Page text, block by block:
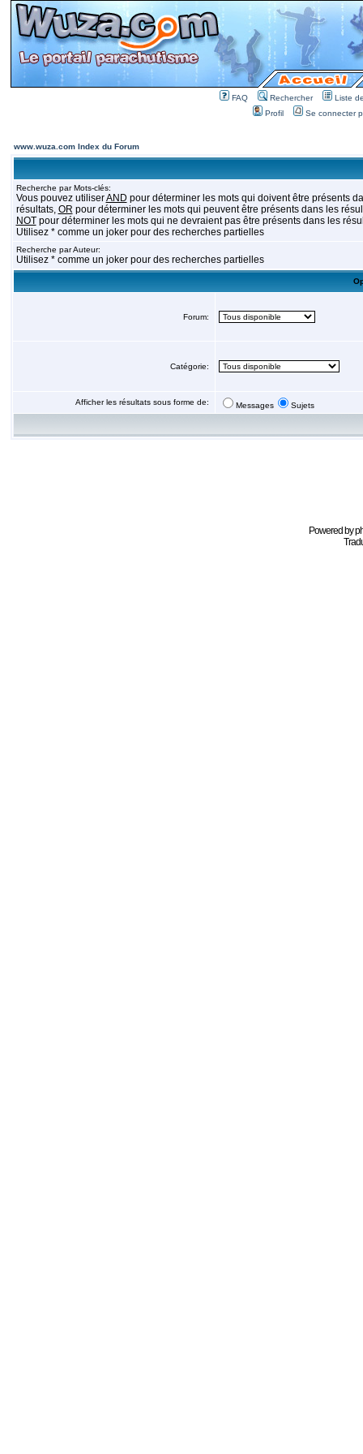
FAQ Rechercher
Liste
Profil
Se connecter
www.wuza.com Index du Forum
Recherche par Mots-clés:
Vous pouvez utiliserAND pour déterminer les mots qui doivent être présents
résultats, OR pour déterminer les mots qui peuvent être présents dans les
NOTpour déterminer les mots qui ne devraient pas être présents dans les
Utilisez * comme un joker pour des recherches partielles
Recherche par Auteur:
Utilisez * comme un joker pour des recherches partielles
Forum:
Catégorie:
Afficher les résultats sous forme de: Messages Sujets
Powered by